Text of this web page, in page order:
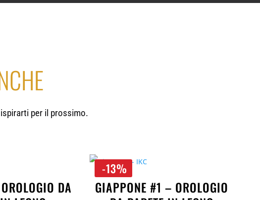
per il prossimo.
DA
-13%
GIAPPONE #1 – OROLOGIO